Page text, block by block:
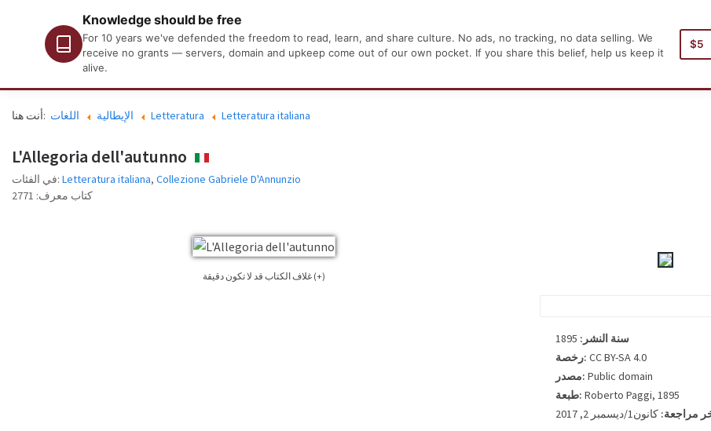
الرئيسية
Knowledge should be free
For 10 years we've defended the freedom to read, learn, and share culture. No ads, no tracking, no data selling. We
receive no grants — servers, domain and upkeep come out of our own pocket. If you share this belief, help us keep it
alive.
$5
أنت هنا: اللغات الإيطالية Letteratura Letteratura italiana
L'Allegoria dell'autunno
في الفئات: Letteratura italiana, Collezione Gabriele D'Annunzio
كتاب معرف: 2771
غلاف الكتاب قد لا تكون دقيقة (+)
سنة النشر: 1895
رخصة: CC BY-SA 4.0
مصدر: Public domain
طبعة: Roberto Paggi, 1895
مراجعة: كانون1/ديسمبر 2, 2017